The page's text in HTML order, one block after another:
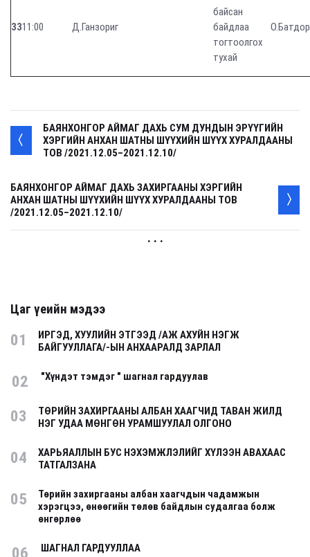
3311:00 Д.Ганзориг
байсан
байдлаа
тогтоолгох
тухай
БАЯНХОНГОР АЙМАГ ДАХЬ СУМ ДУНДЫН ЭРҮҮГИЙН
ХЭРГИЙН АНХАН ШАТНЫ ШҮҮХИЙН ШҮҮХ ХУРАЛДААНЫ
ТОВ /2021.12.05–2021.12.10/
БАЯНХОНГОР АЙМАГ ДАХЬ ЗАХИРГААНЫ ХЭРГИЙН
АНХАН ШАТНЫ ШҮҮХИЙН ШҮҮХ ХУРАЛДААНЫ ТОВ
/2021.12.05–2021.12.10/
. . .
Цаг үеийн мэдээ
01
ИРГЭД, ХУУЛИЙН ЭТГЭЭД /АЖ АХУЙН НЭГЖ
БАЙГУУЛЛАГА/-ЫН АНХААРАЛД ЗАРЛАЛ
02 "Хүндэт тэмдэг " шагнал гардуулав
03
ТӨРИЙН ЗАХИРГААНЫ АЛБАН ХААГЧИД ТАВАН ЖИЛД
НЭГ УДАА МӨНГӨН УРАМШУУЛАЛ ОЛГОНО
04
ХАРЬЯАЛЛЫН БУС НЭХЭМЖЛЭЛИЙГ ХҮЛЭЭН АВАХААС
ТАТГАЛЗАНА
05
Төрийн захиргааны албан хаагчдын чадамжын
хэрэгцээ, өнөөгийн төлөв байдлын судалгаа болж
өнгөрлөө
06 ШАГНАЛ ГАРДУУЛЛАА